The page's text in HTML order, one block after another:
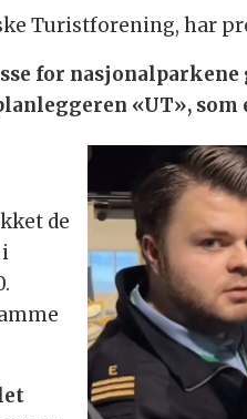
Turistforening, har
for
«UT», som
de
i